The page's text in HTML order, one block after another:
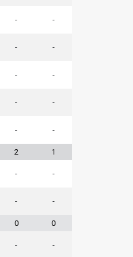
- -
- -
- -
- -
- -
2 1
- -
- -
0 0
- -